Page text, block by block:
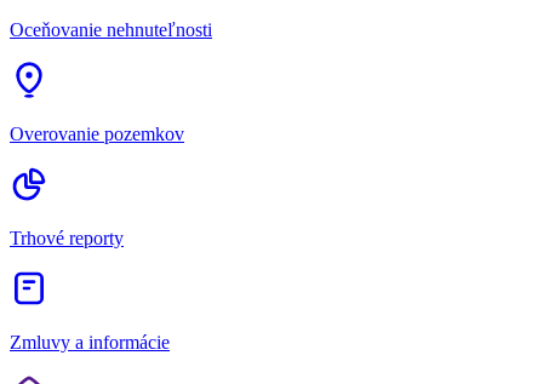
Oceňovanie nehnuteľnosti
Overovanie pozemkov
Trhové reporty
Zmluvy a informácie